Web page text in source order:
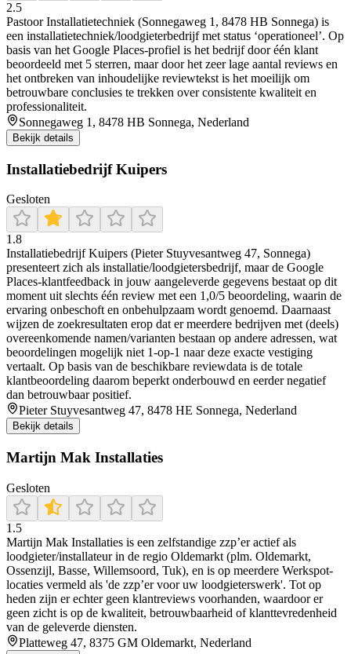
2.5
Pastoor Installatietechniek (Sonnegaweg 1, 8478 HB Sonnega) is
een installatietechniek/loodgieterbedrijf met status ‘operationeel’. Op
basis van het Google Places-profiel is het bedrijf door één klant
beoordeeld met 5 sterren, maar door het zeer lage aantal reviews en
het ontbreken van inhoudelijke reviewtekst is het moeilijk om
betrouwbare conclusies te trekken over consistente kwaliteit en
professionaliteit.
Sonnegaweg 1, 8478 HB Sonnega, Nederland
Bekijk details
Installatiebedrijf Kuipers
Gesloten
1.8
Installatiebedrijf Kuipers (Pieter Stuyvesantweg 47, Sonnega)
presenteert zich als installatie/loodgietersbedrijf, maar de Google
Places-klantfeedback in jouw aangeleverde gegevens bestaat op dit
moment uit slechts één review met een 1,0/5 beoordeling, waarin de
ervaring onbeschoft en onbehulpzaam wordt genoemd. Daarnaast
wijzen de zoekresultaten erop dat er meerdere bedrijven met (deels)
overeenkomende namen/varianten bestaan op andere adressen, wat
beoordelingen mogelijk niet 1-op-1 naar deze exacte vestiging
vertaalt. Op basis van de beschikbare reviewdata is de totale
klantbeoordeling daarom beperkt onderbouwd en eerder negatief
dan betrouwbaar positief.
Pieter Stuyvesantweg 47, 8478 HE Sonnega, Nederland
Bekijk details
Martijn Mak Installaties
Gesloten
1.5
Martijn Mak Installaties is een zelfstandige zzp’er actief als
loodgieter/installateur in de regio Oldemarkt (plm. Oldemarkt,
Ossenzijl, Basse, Willemsoord, Tuk), en is op meerdere Werkspot-
locaties vermeld als 'de zzp’er voor uw loodgieterswerk'. Tot op
heden zijn er echter geen klantreviews voorhanden, waardoor er
geen zicht is op de kwaliteit, betrouwbaarheid of klanttevredenheid
van de geleverde diensten.
Platteweg 47, 8375 GM Oldemarkt, Nederland